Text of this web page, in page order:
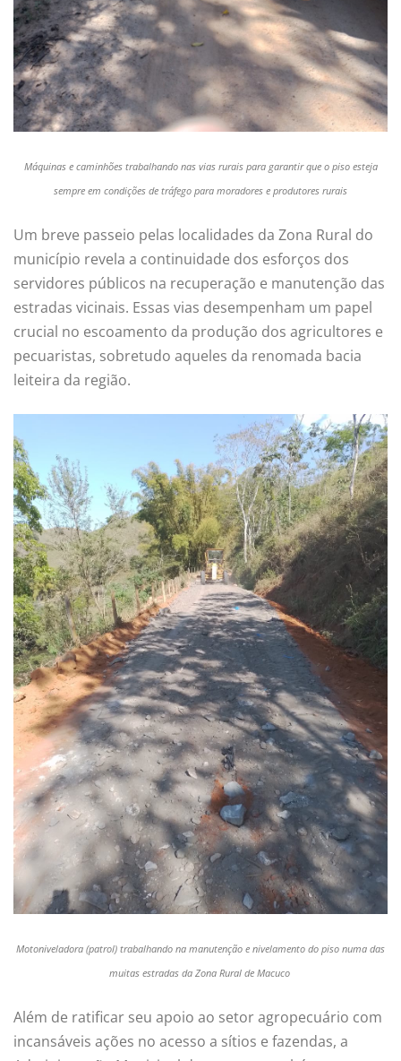
Máquinas e caminhões trabalhando nas vias rurais para garantir que o piso esteja
sempre em condições de tráfego para moradores e produtores rurais
Um breve passeio pelas localidades da Zona Rural do
município revela a continuidade dos esforços dos
servidores públicos na recuperação e manutenção das
estradas vicinais. Essas vias desempenham um papel
crucial no escoamento da produção dos agricultores e
pecuaristas, sobretudo aqueles da renomada bacia
leiteira da região.
Motoniveladora (patrol) trabalhando na manutenção e nivelamento do piso numa das
muitas estradas da Zona Rural de Macuco
Além de ratificar seu apoio ao setor agropecuário com
incansáveis ações no acesso a sítios e fazendas, a